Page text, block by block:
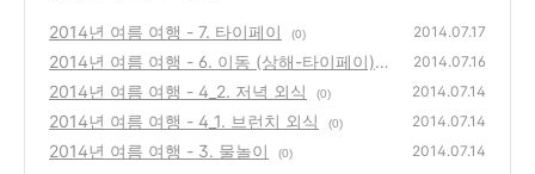
2014년 여름 여행 - 7. 타이페이 (0) 2014.07.17
2014년 여름 여행 - 6. 이동 (상해-타이페이)
(0)
2014.07.16
2014년 여름 여행 - 4_2. 저녁 외식 (0) 2014.07.14
2014년 여름 여행 - 4_1. 브런치 외식 (0) 2014.07.14
2014년 여름 여행 - 3. 물놀이 (0) 2014.07.14